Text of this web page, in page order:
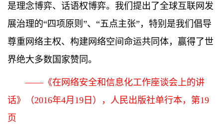
是理念博弈、话语权博弈。我们提出了全球互联网发
展治理的“四项原则”、“五点主张”，特别是我们倡导
尊重网络主权、构建网络空间命运共同体，赢得了世
界绝大多数国家赞同。
——《在网络安全和信息化工作座谈会上的讲
话》（2016年4月19日），人民出版社单行本，第19
页